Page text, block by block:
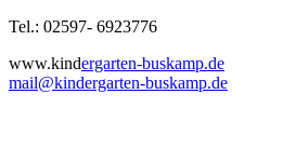
Tel.: 02597- 6923776
www.kindergarten-buskamp.de
mail@kindergarten-buskamp.de